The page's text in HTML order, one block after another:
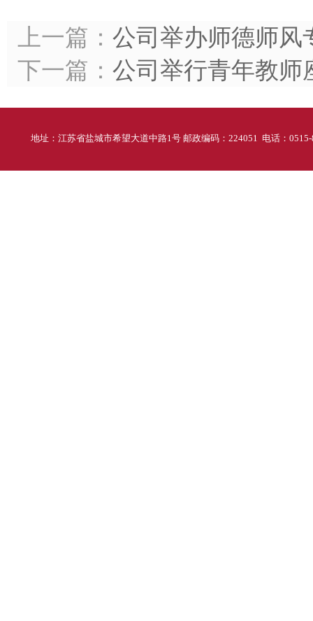
上一篇： 公司举办师德师风
下一篇： 公司举行青年教师
地址：江苏省盐城市希望大道中路1号 邮政编码：224051 电话：